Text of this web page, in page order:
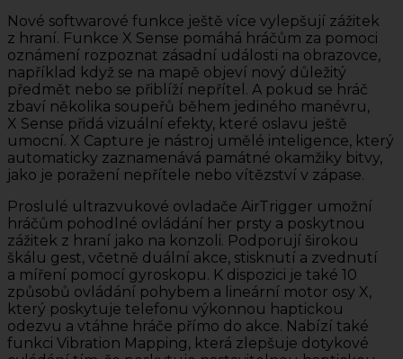
Nové softwarové funkce ještě více vylepšují zážitek
z hraní. Funkce X Sense pomáhá hráčům za pomoci
oznámení rozpoznat zásadní události na obrazovce,
například když se na mapě objeví nový důležitý
předmět nebo se přiblíží nepřítel. A pokud se hráč
zbaví několika soupeřů během jediného manévru,
X Sense přidá vizuální efekty, které oslavu ještě
umocní. X Capture je nástroj umělé inteligence, který
automaticky zaznamenává památné okamžiky bitvy,
jako je poražení nepřítele nebo vítězství v zápase.
Proslulé ultrazvukové ovladače AirTrigger umožní
hráčům pohodlné ovládání her prsty a poskytnou
zážitek z hraní jako na konzoli. Podporují širokou
škálu gest, včetně duální akce, stisknutí a zvednutí
a míření pomocí gyroskopu. K dispozici je také 10
způsobů ovládání pohybem a lineární motor osy X,
který poskytuje telefonu výkonnou haptickou
odezvu a vtáhne hráče přímo do akce. Nabízí také
funkci Vibration Mapping, která zlepšuje dotykové